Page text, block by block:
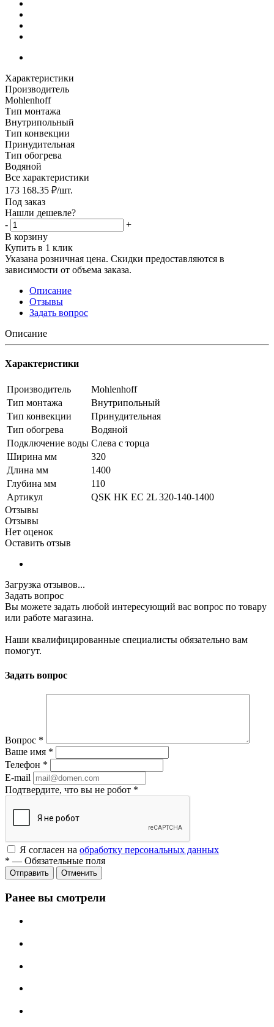
Характеристики
Производитель
Mohlenhoff
Тип монтажа
Внутрипольный
Тип конвекции
Принудительная
Тип обогрева
Водяной
Все характеристики
173 168.35 ₽/шт.
Под заказ
Нашли дешевле?
-
+
В корзину
Купить в 1 клик
Указана розничная цена. Скидки предоставляются в
зависимости от объема заказа.
Описание
Отзывы
Задать вопрос
Описание
Характеристики
Производитель
Mohlenhoff
Тип монтажа
Внутрипольный
Тип конвекции
Принудительная
Тип обогрева
Водяной
Подключение воды Слева с торца
Ширина мм
320
Длина мм
1400
Глубина мм
110
Артикул
QSK HK EC 2L 320-140-1400
Отзывы
Отзывы
Нет оценок
Оставить отзыв
Загрузка отзывов...
Задать вопрос
Вы можете задать любой интересующий вас вопрос по товару
или работе магазина.
Наши квалифицированные специалисты обязательно вам
помогут.
Задать вопрос
Вопрос *
Ваше имя *
Телефон *
E-mail
Подтвердите, что вы не робот *
Я согласен на обработку персональных данных
* — Обязательные поля
Отменить
Ранее вы смотрели